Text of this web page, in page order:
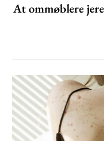
At ommøblere